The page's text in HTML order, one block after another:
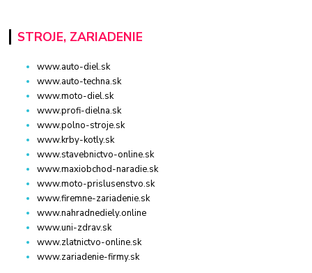
STROJE, ZARIADENIE
www.auto-diel.sk
www.auto-techna.sk
www.moto-diel.sk
www.profi-dielna.sk
www.polno-stroje.sk
www.krby-kotly.sk
www.stavebnictvo-online.sk
www.maxiobchod-naradie.sk
www.moto-prislusenstvo.sk
www.firemne-zariadenie.sk
www.nahradnediely.online
www.uni-zdrav.sk
www.zlatnictvo-online.sk
www.zariadenie-firmy.sk